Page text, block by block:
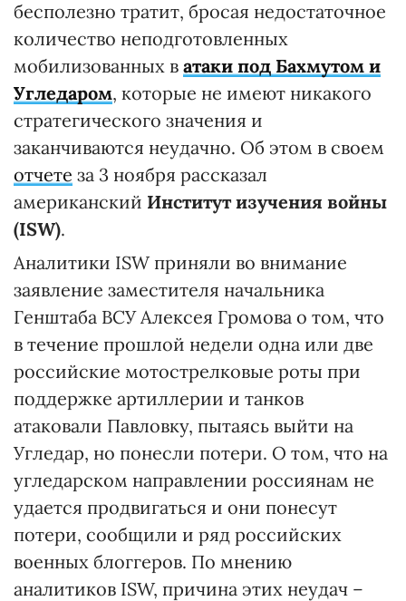
бесполезно тратит, бросая недостаточное
количество неподготовленных
мобилизованных в атаки под Бахмутом и
Угледаром, которые не имеют никакого
стратегического значения и
заканчиваются неудачно. Об этом в своем
отчете за 3 ноября рассказал
американский Институт изучения войны
(ISW).
Аналитики ISW приняли во внимание
заявление заместителя начальника
Генштаба ВСУ Алексея Громова о том, что
в течение прошлой недели одна или две
российские мотострелковые роты при
поддержке артиллерии и танков
атаковали Павловку, пытаясь выйти на
Угледар, но понесли потери. О том, что на
угледарском направлении россиянам не
удается продвигаться и они понесут
потери, сообщили и ряд российских
военных блоггеров. По мнению
аналитиков ISW, причина этих неудач –